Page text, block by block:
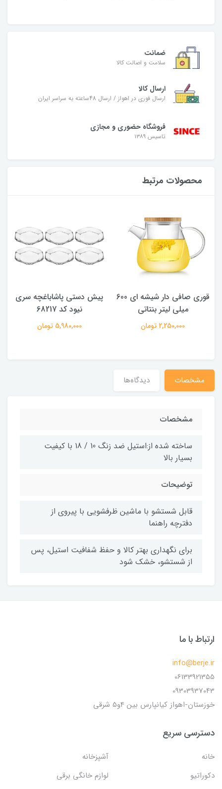
ضمانت
سلامت و اصالت کالا
ارسال کالا
ارسال فوری در اهواز / ارسال 48ساعته به سراسر ایران
فروشگاه حضوری و مجازی
تاسیس ۱۳۸۹
محصولات مرتبط
قوری صافی دار شیشه ای 600
میلی لیتر بنتاتی
2,250,000 تومان
پیش دستی پاشاباغچه سری
نیود کد 68217
5,980,000 تومان
مشخصات دیدگاه‌ها
مشخصات
ساخته شده از:استیل ضد زنگ 10 / 18 با کیفیت
بسیار بالا
توضیحات
قابل شستشو با ماشین ظرفشویی با پیروی از
دفترچه راهنما
برای نگهداری بهتر کالا و حفظ شفافیت استیل، پس
از شستشو، خشک شود
ارتباط با ما
info@berje.ir
06133921355
09303937043
خوزستان-اهواز کیانپارس بین 4و5 شرقی
دسترسی سریع
خانه
آشپزخانه
دکوراتیو
لوازم خانگی برقی